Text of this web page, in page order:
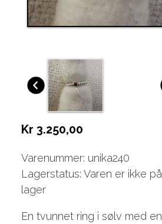
Kr 3.250,00
Varenummer: unika240
Lagerstatus: Varen er ikke på
lager
En tvunnet ring i sølv med en